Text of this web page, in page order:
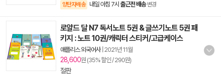
양탄자배송 내일 아침 7시 출근전 배송 변경
로얄드 달 N7 독서노트 5권 & 글쓰기노트 5권 패
키지 : 노트 10권/캐릭터 스티커/고급케이스
애플리스 외국어사| 2021년 11월
28,600원 (35% 할인 / 290원)
절판